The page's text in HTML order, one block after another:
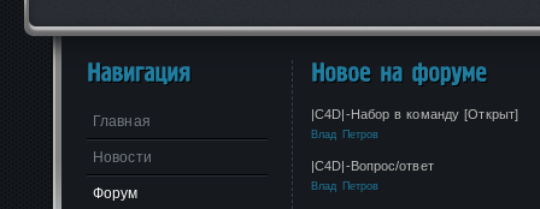
Главная
Новости
Форум
|C4D|-Набор в команду [Открыт]
Влад Петров
|C4D|-Вопрос/ответ
Влад Петров